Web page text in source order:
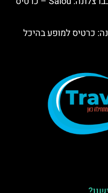
כרטיס למופע בהיכל